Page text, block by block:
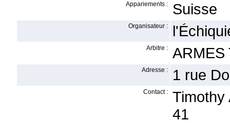
Appariements : Suisse
Organisateur :
Arbitre : ARMES
Adresse : 1 rue
Contact :
Timothy
41